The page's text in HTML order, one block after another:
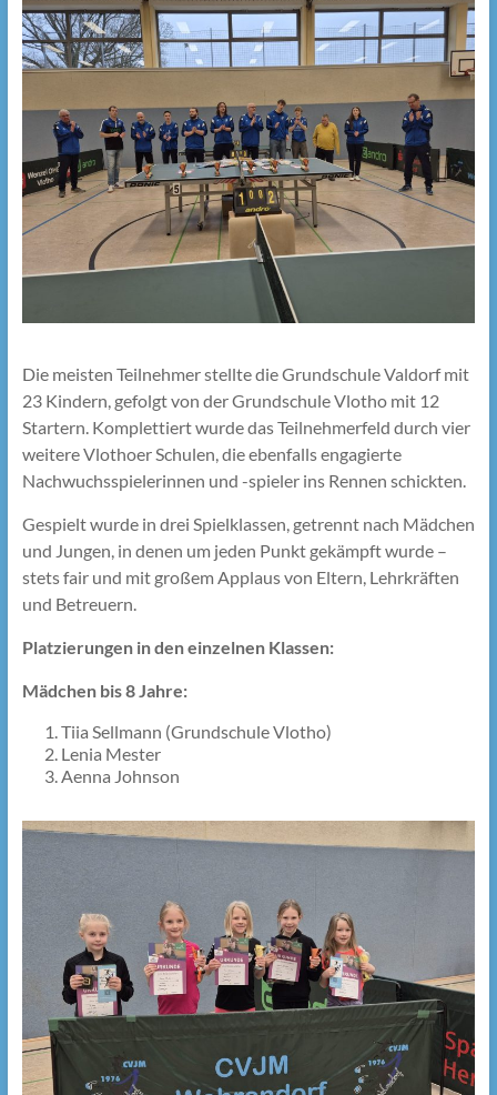
Die meisten Teilnehmer stellte die Grundschule Valdorf mit
23 Kindern, gefolgt von der Grundschule Vlotho mit 12
Startern. Komplettiert wurde das Teilnehmerfeld durch vier
weitere Vlothoer Schulen, die ebenfalls engagierte
Nachwuchsspielerinnen und -spieler ins Rennen schickten.
Gespielt wurde in drei Spielklassen, getrennt nach Mädchen
und Jungen, in denen um jeden Punkt gekämpft wurde –
stets fair und mit großem Applaus von Eltern, Lehrkräften
und Betreuern.
Platzierungen in den einzelnen Klassen:
Mädchen bis 8 Jahre:
Tiia Sellmann (Grundschule Vlotho)
Lenia Mester
Aenna Johnson